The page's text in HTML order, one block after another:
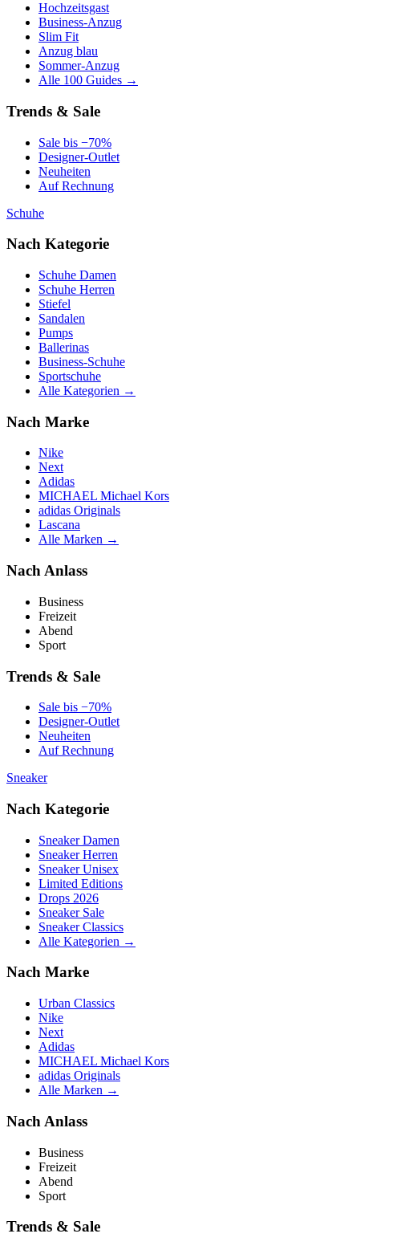
Hochzeitsgast
Business-Anzug
Slim Fit
Anzug blau
Sommer-Anzug
Alle 100 Guides →
Trends & Sale
Sale bis −70%
Designer-Outlet
Neuheiten
Auf Rechnung
Schuhe
Nach Kategorie
Schuhe Damen
Schuhe Herren
Stiefel
Sandalen
Pumps
Ballerinas
Business-Schuhe
Sportschuhe
Alle Kategorien →
Nach Marke
Nike
Next
Adidas
MICHAEL Michael Kors
adidas Originals
Lascana
Alle Marken →
Nach Anlass
Business
Freizeit
Abend
Sport
Trends & Sale
Sale bis −70%
Designer-Outlet
Neuheiten
Auf Rechnung
Sneaker
Nach Kategorie
Sneaker Damen
Sneaker Herren
Sneaker Unisex
Limited Editions
Drops 2026
Sneaker Sale
Sneaker Classics
Alle Kategorien →
Nach Marke
Urban Classics
Nike
Next
Adidas
MICHAEL Michael Kors
adidas Originals
Alle Marken →
Nach Anlass
Business
Freizeit
Abend
Sport
Trends & Sale